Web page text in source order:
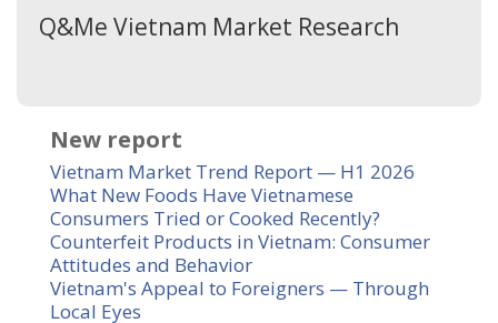
Q&Me Vietnam Market Research
New report
Vietnam Market Trend Report — H1 2026
What New Foods Have Vietnamese
Consumers Tried or Cooked Recently?
Counterfeit Products in Vietnam: Consumer
Attitudes and Behavior
Vietnam's Appeal to Foreigners — Through
Local Eyes